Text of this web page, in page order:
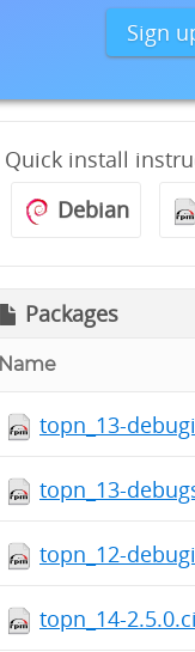
Sign
Quick install
Debian
Packages
Name
topn_13-
topn_13-
topn_12-
topn_14-